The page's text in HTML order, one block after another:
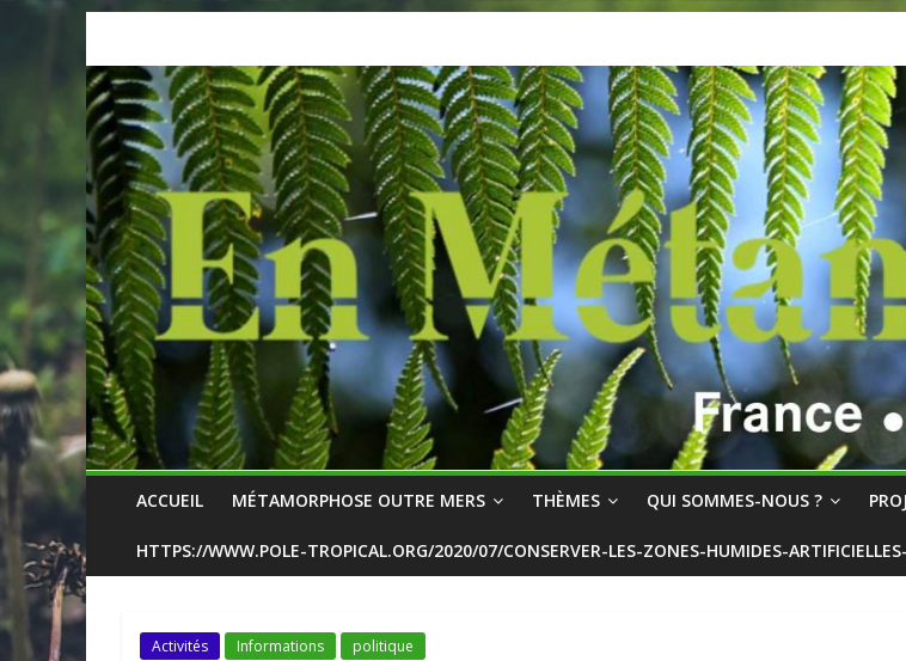
content
ACCUEIL MÉTAMORPHOSE OUTRE MERS THÈMES QUI SOMMES-NOUS ?
HTTPS://WWW.POLE-TROPICAL.ORG/2020/07/CONSERVER-LES-ZONES-HUMIDES-
Activités Informations politique